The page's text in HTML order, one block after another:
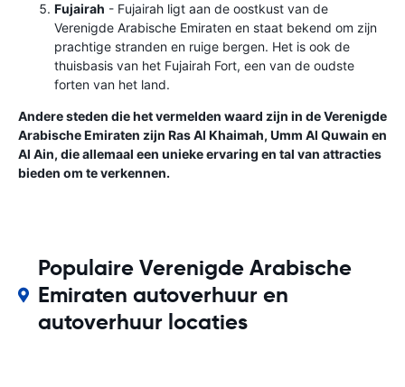
Fujairah - Fujairah ligt aan de oostkust van de
Verenigde Arabische Emiraten en staat bekend om zijn
prachtige stranden en ruige bergen. Het is ook de
thuisbasis van het Fujairah Fort, een van de oudste
forten van het land.
Andere steden die het vermelden waard zijn in de Verenigde
Arabische Emiraten zijn Ras Al Khaimah, Umm Al Quwain en
Al Ain, die allemaal een unieke ervaring en tal van attracties
bieden om te verkennen.
Populaire Verenigde Arabische
Emiraten autoverhuur en
autoverhuur locaties